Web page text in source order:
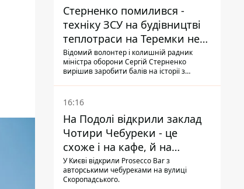
Стерненко помилився -
техніку ЗСУ на будівництві
теплотраси на Теремки не
задіяли
Відомий волонтер і колишній радник
міністра оборони Сергій Стерненко
вирішив заробити балів на історії з
ЗСУ", втім, це виявилося неправдою
16:16
На Подолі відкрили заклад
Чотири Чебуреки - це
схоже і на кафе, й на
фастфуд
У Києві відкрили Prosecco Bar з
авторськими чебуреками на вулиці
Скоропадського.